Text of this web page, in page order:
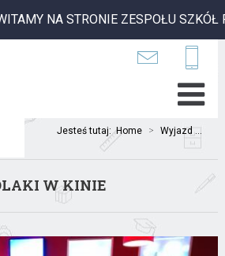
NA STRONIE ZESPOŁU SZKÓŁ
Jesteś tutaj:Home > Wyjazd ...
W KINIE